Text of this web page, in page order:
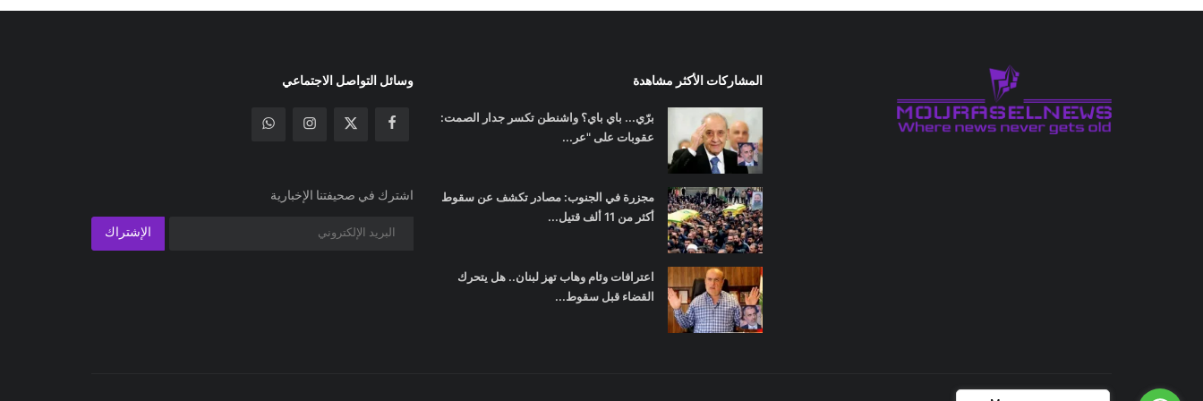
المشاركات الأكثر مشاهدة
برّي... باي باي؟ واشنطن تكسر جدار الصمت:
عقوبات على "عر...
مجزرة في الجنوب: مصادر تكشف عن سقوط
أكثر من 11 ألف قتيل...
اعترافات وئام وهاب تهز لبنان.. هل يتحرك
القضاء قبل سقوط...
وسائل التواصل الاجتماعي
اشترك في صحيفتنا الإخبارية
الإشتراك